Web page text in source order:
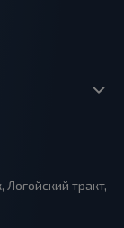
тракт,